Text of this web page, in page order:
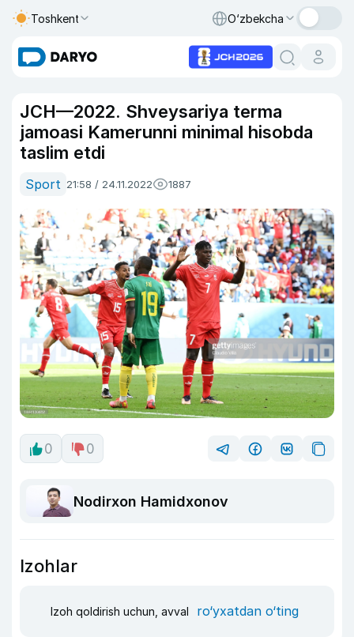
Toshkent O‘zbekcha
JCH—2022. Shveysariya terma
jamoasi Kamerunni minimal hisobda
taslim etdi
Sport 21:58 / 24.11.2022 1887
0 0
Nodirxon Hamidxonov
Izohlar
Izoh qoldirish uchun, avval ro‘yxatdan o‘ting